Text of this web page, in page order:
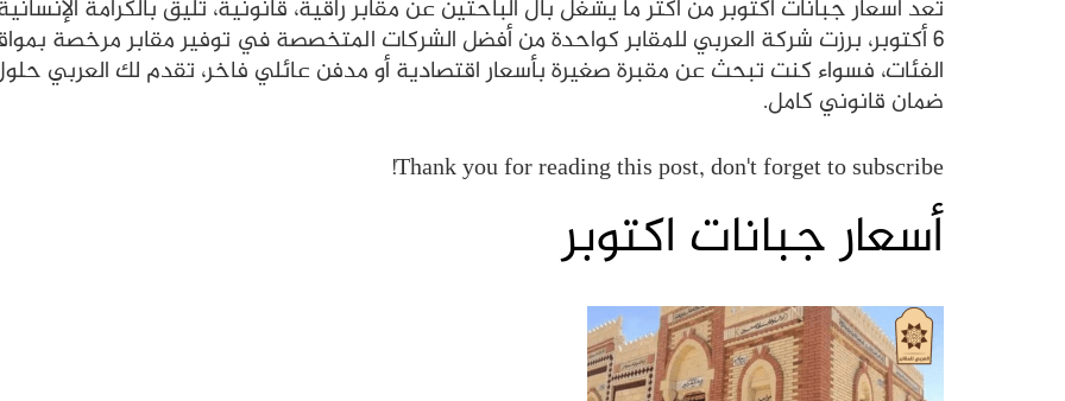
تعد أسعار جبانات اكتوبر من أكثر ما يشغل بال الباحثين عن مقابر راقية، قانونية، تليق بالكرامة
6 أكتوبر، برزت شركة العربي للمقابر كواحدة من أفضل الشركات المتخصصة في توفير مقابر مرخصة
الفئات، فسواء كنت تبحث عن مقبرة صغيرة بأسعار اقتصادية أو مدفن عائلي فاخر، تقدم لك العربي
ضمان قانوني كامل.
Thank you for reading this post, don't forget to subscribe!
أسعار جبانات اكتوبر